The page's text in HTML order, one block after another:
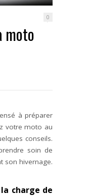
0
moto
à préparer
votre moto au
conseils.
soin de
son hivernage.
charge de